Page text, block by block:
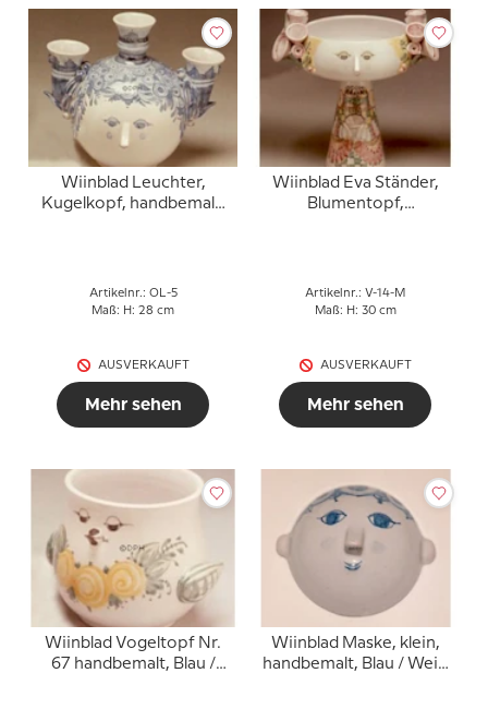
Wiinblad Leuchter,
Kugelkopf, handbemalt,
Artikelnr.: OL-5
Maß: H: 28 cm
AUSVERKAUFT
Mehr sehen
Wiinblad Eva Ständer,
Blumentopf,
Artikelnr.: V-14-M
Maß: H: 30 cm
AUSVERKAUFT
Mehr sehen
Wiinblad Vogeltopf Nr.
67 handbemalt, Blau /
Wiinblad Maske, klein,
handbemalt, Blau / Weiß